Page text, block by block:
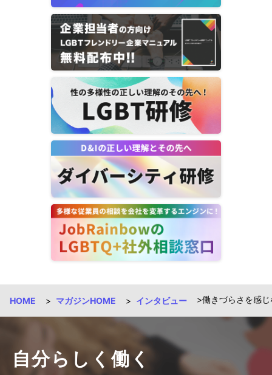
HOME マガジンHOME インタビュー 働きづらさを感
自分らしく働く